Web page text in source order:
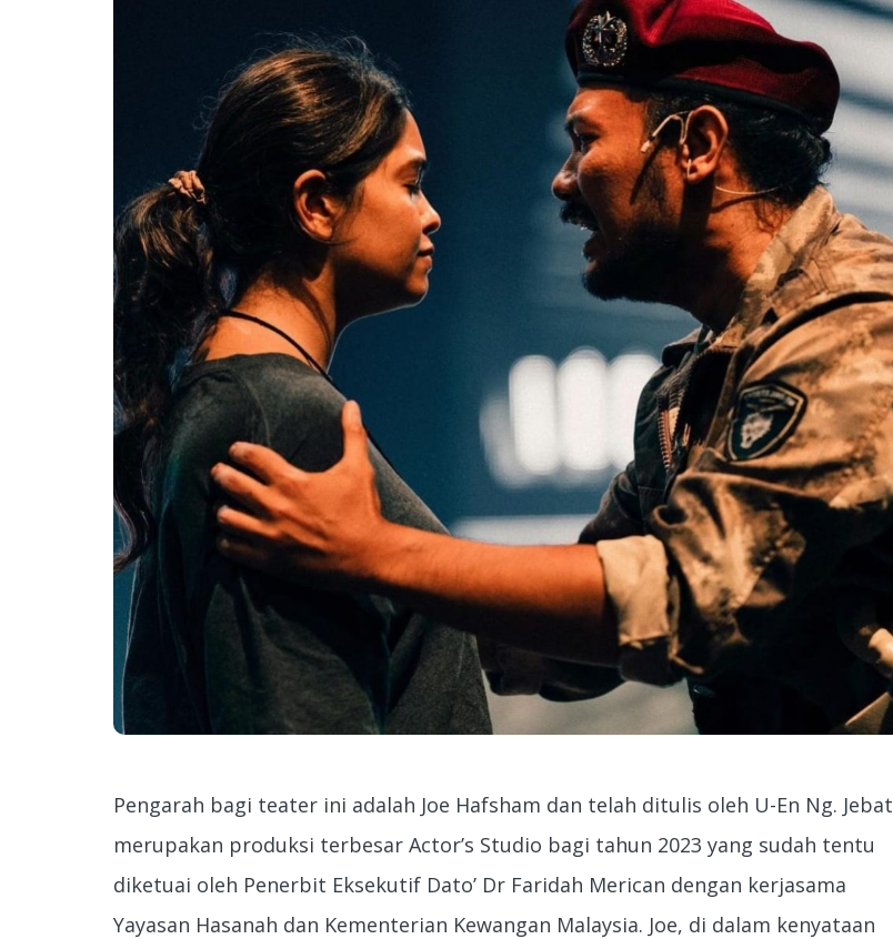
Pengarah bagi teater ini adalah Joe Hafsham dan telah ditulis oleh U-En Ng. Jebat
merupakan produksi terbesar Actor’s Studio bagi tahun 2023 yang sudah tentu
diketuai oleh Penerbit Eksekutif Dato’ Dr Faridah Merican dengan kerjasama
Yayasan Hasanah dan Kementerian Kewangan Malaysia. Joe, di dalam kenyataan